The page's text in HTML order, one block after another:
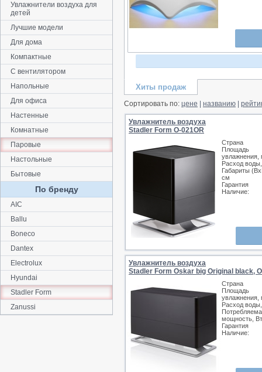
Хиты продаж
Сортировать по: цене названию
Увлажнитель воздуха
Stadler Form O-021OR
Страна
Площадь
увлажнения,
Расход
Габариты
см
Гарантия
Наличие:
Увлажнитель воздуха
Stadler Form Oskar big Original black,
Страна
Площадь
увлажнения,
Расход
мощность, Вт
Гарантия
Наличие:
Увлажнители воздуха для
детей
Лучшие модели
Для дома
Компактные
С вентилятором
Напольные
Для офиса
Настенные
Комнатные
Паровые
Настольные
Бытовые
По бренду
AIC
Ballu
Boneco
Dantex
Electrolux
Hyundai
Stadler Form
Zanussi